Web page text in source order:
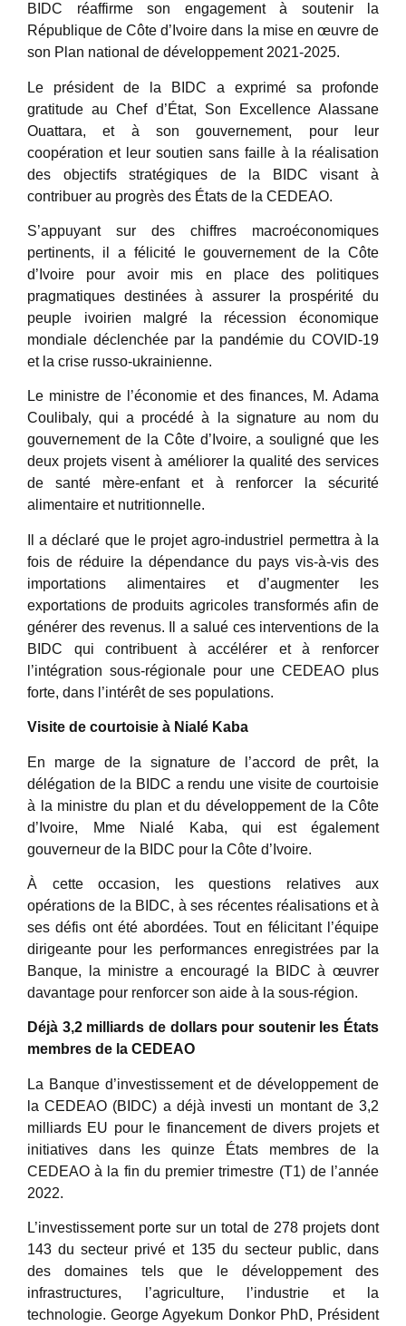
BIDC réaffirme son engagement à soutenir la
République de Côte d’Ivoire dans la mise en œuvre de
son Plan national de développement 2021-2025.
Le président de la BIDC a exprimé sa profonde
gratitude au Chef d’État, Son Excellence Alassane
Ouattara, et à son gouvernement, pour leur
coopération et leur soutien sans faille à la réalisation
des objectifs stratégiques de la BIDC visant à
contribuer au progrès des États de la CEDEAO.
S’appuyant sur des chiffres macroéconomiques
pertinents, il a félicité le gouvernement de la Côte
d’Ivoire pour avoir mis en place des politiques
pragmatiques destinées à assurer la prospérité du
peuple ivoirien malgré la récession économique
mondiale déclenchée par la pandémie du COVID-19
et la crise russo-ukrainienne.
Le ministre de l’économie et des finances, M. Adama
Coulibaly, qui a procédé à la signature au nom du
gouvernement de la Côte d’Ivoire, a souligné que les
deux projets visent à améliorer la qualité des services
de santé mère-enfant et à renforcer la sécurité
alimentaire et nutritionnelle.
Il a déclaré que le projet agro-industriel permettra à la
fois de réduire la dépendance du pays vis-à-vis des
importations alimentaires et d’augmenter les
exportations de produits agricoles transformés afin de
générer des revenus. Il a salué ces interventions de la
BIDC qui contribuent à accélérer et à renforcer
l’intégration sous-régionale pour une CEDEAO plus
forte, dans l’intérêt de ses populations.
Visite de courtoisie à Nialé Kaba
En marge de la signature de l’accord de prêt, la
délégation de la BIDC a rendu une visite de courtoisie
à la ministre du plan et du développement de la Côte
d’Ivoire, Mme Nialé Kaba, qui est également
gouverneur de la BIDC pour la Côte d’Ivoire.
À cette occasion, les questions relatives aux
opérations de la BIDC, à ses récentes réalisations et à
ses défis ont été abordées. Tout en félicitant l’équipe
dirigeante pour les performances enregistrées par la
Banque, la ministre a encouragé la BIDC à œuvrer
davantage pour renforcer son aide à la sous-région.
Déjà 3,2 milliards de dollars pour soutenir les États
membres de la CEDEAO
La Banque d’investissement et de développement de
la CEDEAO (BIDC) a déjà investi un montant de 3,2
milliards EU pour le financement de divers projets et
initiatives dans les quinze États membres de la
CEDEAO à la fin du premier trimestre (T1) de l’année
2022.
L’investissement porte sur un total de 278 projets dont
143 du secteur privé et 135 du secteur public, dans
des domaines tels que le développement des
infrastructures, l’agriculture, l’industrie et la
technologie. George Agyekum Donkor PhD, Président